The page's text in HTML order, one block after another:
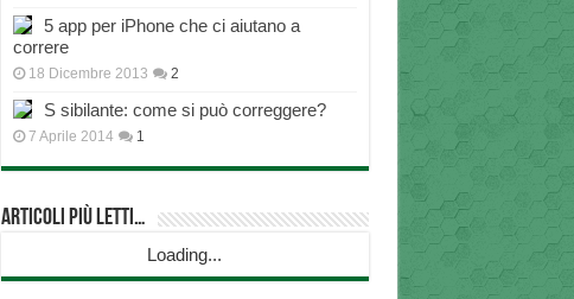
5 app per iPhone che ci aiutano a
correre
18 Dicembre 2013 2
S sibilante: come si può correggere?
7 Aprile 2014 1
Articoli più Letti…
Loading...